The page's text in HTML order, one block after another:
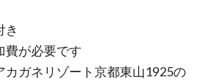
き
が必要です
ガネリゾート京都東山1925の